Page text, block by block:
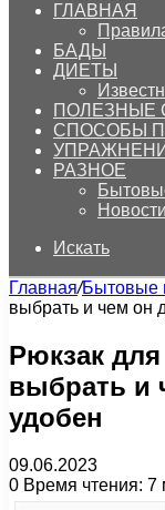
ГЛАВНАЯ
БАДЫ
ДИЕТЫ
ПОЛЕЗНЫЕ
СПОСОБЫ
РАЗНОЕ
Искать
Главная/Бытовые
выбрать и чем он
Рюкзак для
выбрать и
удобен
09.06.2023
0 Время чтения: 7